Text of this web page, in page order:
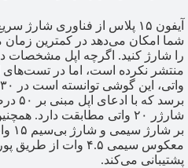
آیفون ۱۵ پلاس از فناوری
شما امکان می‌دهد در کمترین
را شارژ کنید. اگرچه اپل مشخصات
بر
پشتیبانی می‌کند.